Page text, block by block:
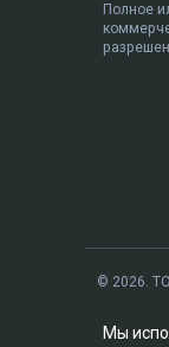
Полное
© 2026.
Мы